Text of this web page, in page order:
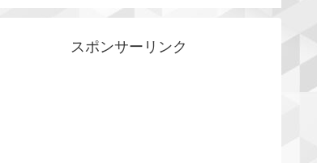
スポンサーリンク